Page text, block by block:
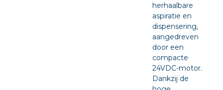
herhaalbare
aspiratie en
dispensering,
aangedreven
door een
compacte
24VDC-motor.
Dankzij de